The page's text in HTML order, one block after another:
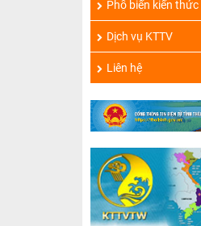
Phổ biến kiến thức
Dịch vụ KTTV
Liên hệ